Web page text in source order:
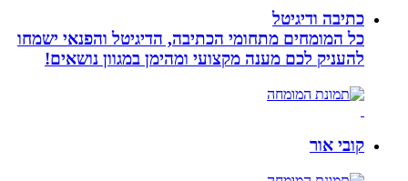
כתיבה ודיגיטל
כל המומחים מתחומי הכתיבה, הדיגיטל והפנאי ישמחו
להעניק לכם מענה מקצועי ומהימן במגוון נושאים!
קובי אור